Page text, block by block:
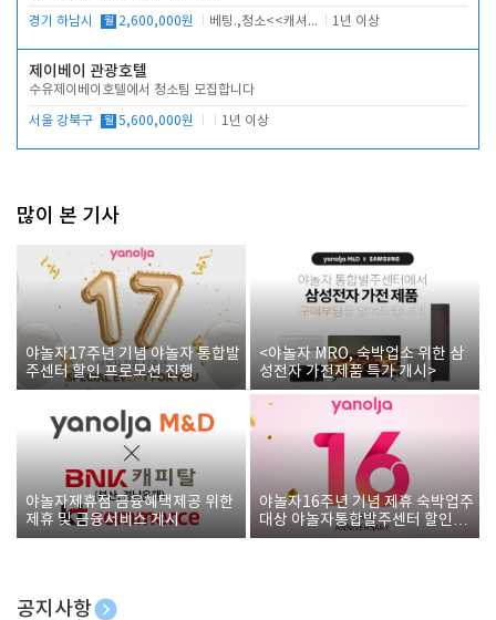
경기 하남시 월 2,600,000원 베팅.,청소<<캐셔 모셔봅니다. 1년 이상
제이베이 관광호텔
수유제이베이호텔에서 청소팀 모집합니다
서울 강북구 월 5,600,000원 1년 이상
많이 본 기사
야놀자17주년 기념 야놀자 통합발
주센터 할인 프로모션 진행
<야놀자 MRO, 숙박업소 위한 삼
성전자 가전제품 특가 개시>
야놀자제휴점 금융혜택제공 위한
제휴 및 금융서비스 게시
야놀자16주년 기념 제휴 숙박업주
대상 야놀자통합발주센터 할인쿠
폰 증정
공지사항
[호텔업] 개인정보 처리방침 개정본1 (19.09.02)